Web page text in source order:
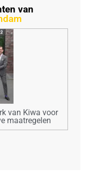
van
van Kiwa voor
maatregelen